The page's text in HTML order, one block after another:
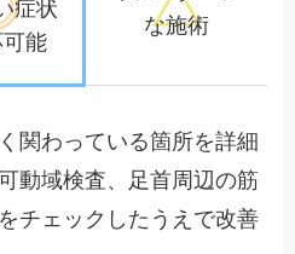
症状
能
な施術
関わっている箇所を詳細
動域検査、足首周辺の筋
チェックしたうえで改善